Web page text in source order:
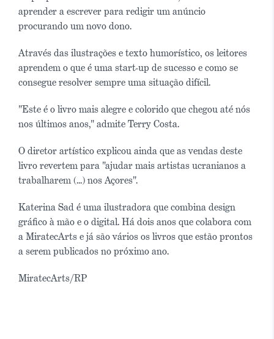
aprender a escrever para redigir um anúncio
procurando um novo dono.
Através das ilustrações e texto humorístico, os leitores
aprendem o que é uma start-up de sucesso e como se
consegue resolver sempre uma situação difícil.
"Este é o livro mais alegre e colorido que chegou até nós
nos últimos anos," admite Terry Costa.
O diretor artístico explicou ainda que as vendas deste
livro revertem para "ajudar mais artistas ucranianos a
trabalharem (...) nos Açores".
Katerina Sad é uma ilustradora que combina design
gráfico à mão e o digital. Há dois anos que colabora com
a MiratecArts e já são vários os livros que estão prontos
a serem publicados no próximo ano.
MiratecArts/RP